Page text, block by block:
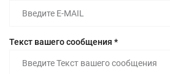
Текст вашего сообщения *